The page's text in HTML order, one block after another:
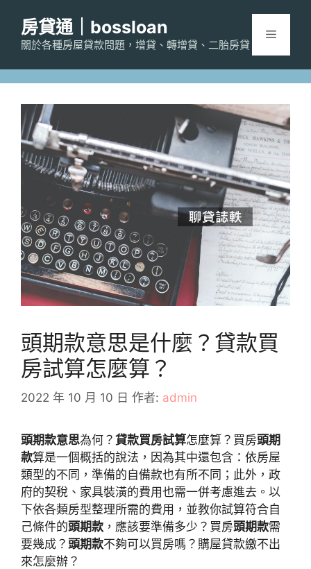
房貸通｜bossloan
關於各種房屋貸款問題，增貸、轉增貸、二胎房貸
選
頭期款意思是什麼？貸款買
房試算怎麼算？
2022 年 10 月 10 日 作者: admin
頭期款意思為何？ 貸款買房試算怎麼算？買房頭期
款算是一個概括的說法，因為其中還包含：依房屋
類型的不同，準備的自備款也有所不同；此外，政
府的契稅、家具裝潢的費用也需一併考慮進去。以
下依各類房型整理所需的費用，並教你試算符合自
己條件的頭期款 ，應該要準備多少？買房頭期款需
要幾成？ 頭期款不夠可以買房嗎？購屋貸款繳不出
來怎麼辦？